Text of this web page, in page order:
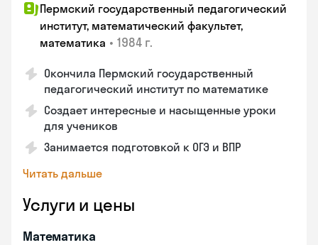
Пермский государственный педагогический
институт, математический факультет,
математика • 1984 г.
Окончила Пермский государственный
педагогический институт по математике
Создает интересные и насыщенные уроки
для учеников
Занимается подготовкой к ОГЭ и ВПР
Читать дальше
Услуги и цены
Математика